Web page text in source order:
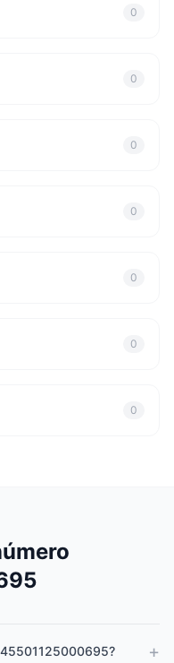
0
0
0
0
0
0
0
+